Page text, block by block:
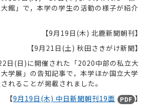
館」で，本学の学生の活動の様子が紹介
【9月19日(木) 北鹿新聞朝刊】
【9月21日(土) 秋田さきがけ新聞】
日(日)に開催された「2020中部の私立大
学展」の告知記事で，本学ほか国立大学
れることが掲載されました。
【9月19日(木) 中日新聞朝刊19面 PDF 】